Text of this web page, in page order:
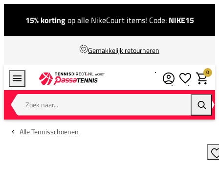
15% kortingop alle NikeCourt items! Code: NIKE15
Gemakkelijk retourneren
Zoek naar...
0
Alle Tennisschoenen